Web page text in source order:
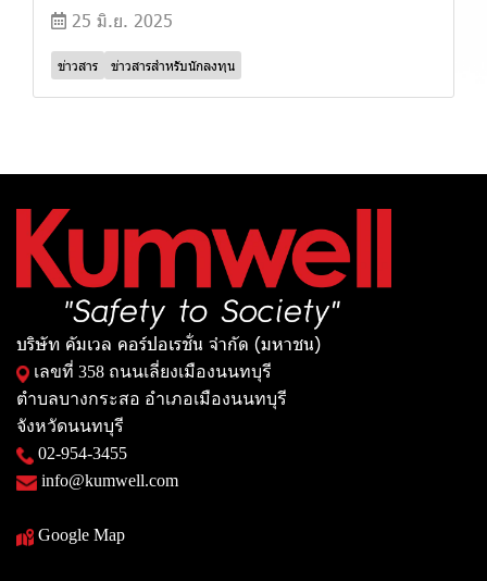
25 มิ.ย. 2025
ข่าวสาร ข่าวสารสำหรับนักลงทุน
บริษัท คัมเวล คอร์ปอเรชั่น จำกัด (มหาชน)
เลขที่ 358 ถนนเลี่ยงเมืองนนทบุรี
ตำบลบางกระสอ อำเภอเมืองนนทบุรี
จังหวัดนนทบุรี
02-954-3455
info@kumwell.com
Google Map